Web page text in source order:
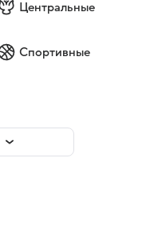
Центральные
Спортивные